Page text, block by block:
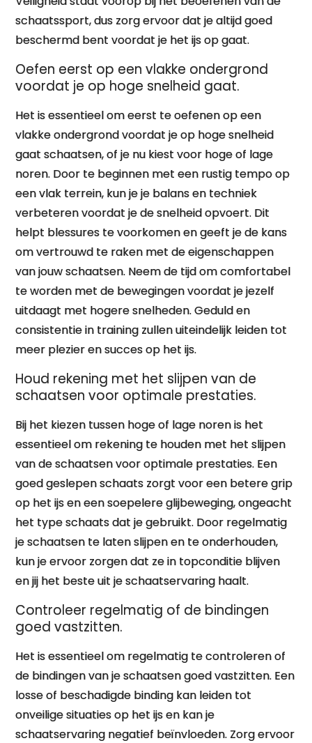
schaatssport, dus zorg ervoor dat je altijd goed
beschermd bent voordat je het ijs op gaat.
Oefen eerst op een vlakke ondergrond
voordat je op hoge snelheid gaat.
Het is essentieel om eerst te oefenen op een
vlakke ondergrond voordat je op hoge snelheid
gaat schaatsen, of je nu kiest voor hoge of lage
noren. Door te beginnen met een rustig tempo op
een vlak terrein, kun je je balans en techniek
verbeteren voordat je de snelheid opvoert. Dit
helpt blessures te voorkomen en geeft je de kans
om vertrouwd te raken met de eigenschappen
van jouw schaatsen. Neem de tijd om comfortabel
te worden met de bewegingen voordat je jezelf
uitdaagt met hogere snelheden. Geduld en
consistentie in training zullen uiteindelijk leiden tot
meer plezier en succes op het ijs.
Houd rekening met het slijpen van de
schaatsen voor optimale prestaties.
Bij het kiezen tussen hoge of lage noren is het
essentieel om rekening te houden met het slijpen
van de schaatsen voor optimale prestaties. Een
goed geslepen schaats zorgt voor een betere grip
op het ijs en een soepelere glijbeweging, ongeacht
het type schaats dat je gebruikt. Door regelmatig
je schaatsen te laten slijpen en te onderhouden,
kun je ervoor zorgen dat ze in topconditie blijven
en jij het beste uit je schaatservaring haalt.
Controleer regelmatig of de bindingen
goed vastzitten.
Het is essentieel om regelmatig te controleren of
de bindingen van je schaatsen goed vastzitten. Een
losse of beschadigde binding kan leiden tot
onveilige situaties op het ijs en kan je
schaatservaring negatief beïnvloeden. Zorg ervoor